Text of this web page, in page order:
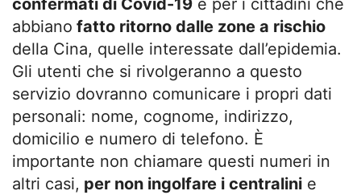
abbiano fatto ritorno dalle zone a rischio
della Cina, quelle interessate dall’epidemia.
Gli utenti che si rivolgeranno a questo
servizio dovranno comunicare i propri dati
personali: nome, cognome, indirizzo,
domicilio e numero di telefono. È
importante non chiamare questi numeri in
altri casi, per non ingolfare i centralini e